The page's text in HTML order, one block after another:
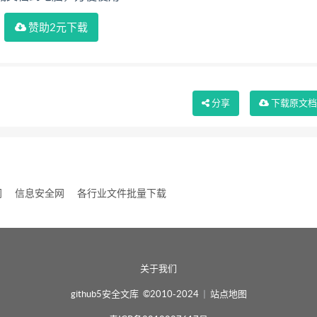
赞助2元下载
下载原文档
分享
信息安全网 各行业文件批量下载
关于我们
github5安全文库 ©2010-2024 站点地图